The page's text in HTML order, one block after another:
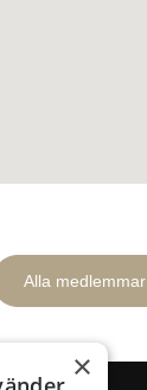
Alla medlemmar
×